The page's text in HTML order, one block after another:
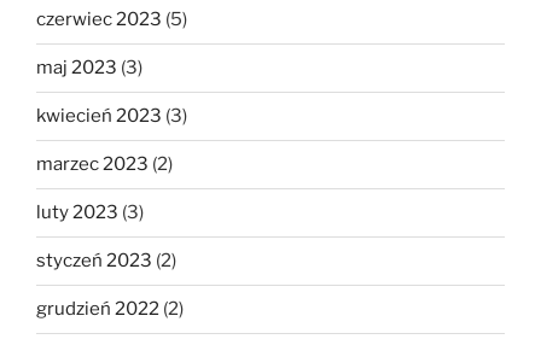
czerwiec 2023 (5)
maj 2023 (3)
kwiecień 2023 (3)
marzec 2023 (2)
luty 2023 (3)
styczeń 2023 (2)
grudzień 2022 (2)